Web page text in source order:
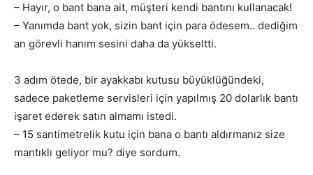
– Hayır, o bant bana ait, müşteri kendi bantını kullanacak!
– Yanımda bant yok, sizin bant için para ödesem.. dediğim
an görevli hanım sesini daha da yükseltti.
3 adım ötede, bir ayakkabı kutusu büyüklüğündeki,
sadece paketleme servisleri için yapılmış 20 dolarlık bantı
işaret ederek satın almamı istedi.
– 15 santimetrelik kutu için bana o bantı aldırmanız size
mantıklı geliyor mu? diye sordum.